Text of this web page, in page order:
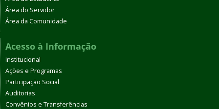
Área do Servidor
Área da Comunidade
Acesso à Informação
Institucional
Ações e Programas
Participação Social
Auditorias
Convênios e Transferências